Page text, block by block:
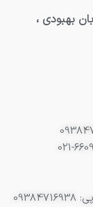
بهبودی ،
021-